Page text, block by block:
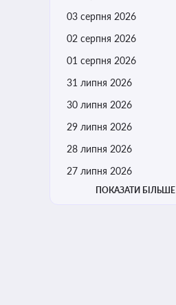
03 серпня 2026
02 серпня 2026
01 серпня 2026
31 липня 2026
30 липня 2026
29 липня 2026
28 липня 2026
27 липня 2026
ПОКАЗАТИ БІЛЬШЕ